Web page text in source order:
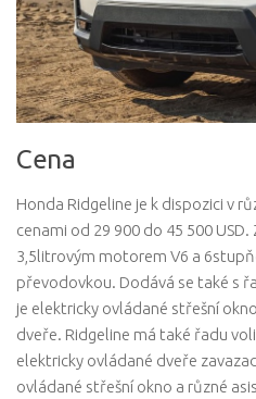
Cena
Honda Ridgeline je k dispozici v
cenami od 29 900 do 45 500
3,5litrovým motorem V6 a
převodovkou. Dodává se také s
je elektricky ovládané střešní
dveře. Ridgeline má také řadu
elektricky ovládané dveře
ovládané střešní okno a různé